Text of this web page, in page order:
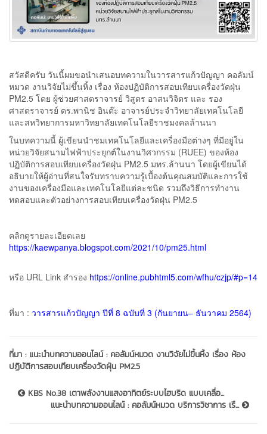
สวัสดีครับ วันนี้ผมขอนำเสนอบทความในวารสารแก้วปัญญา คอลัมน์
หมวด งานวิจัยไม่ขึ้นหิ้ง เรื่อง ห้องปฏิบัติการสอบเทียบเครื่องวัดฝุ่น
PM2.5 โดย ผู้ช่วยศาสตราจารย์ วิสูตร อาสนวิจิตร และ รอง
ศาสตราจารย์ ดร.พานิช อินต๊ะ อาจารย์ประจำวิทยาลัยเทคโนโลยี
และสหวิทยาการมหาวิทยาลัยเทคโนโลยีราชมงคลล้านนา
ในบทความนี้ ผู้เขียนนำชมเทคโนโลยีและเครื่องมือต่างๆ ที่มีอยู่ใน
หน่วยวิจัยสนามไฟฟ้าประยุกต์ในงานวิศวกรรม (RUEE) ของห้อง
ปฏิบัติการสอบเทียบเครื่องวัดฝุ่น PM2.5 มทร.ล้านนา โดยผู้เขียนได้
อธิบายให้ผู้อ่านที่สนใจรับทราบความรู้เบื้องต้นคุณสมบัติและการใช้
งานของเครื่องมือและเทคโนโลยีแต่ละชนิด รวมถึงวิธีการทำงาน
ทดสอบและตัวอย่างการสอบเทียบเครื่องวัดฝุ่น PM2.5
คลิกดูรายละเอียดเลย
https://kaewpanya.blogspot.com/2021/10/pm25.html
หรือ URL Link สำรอง https://online.pubhtml5.com/wfhu/czjp/#p=14
ที่มา : วารสารแก้วปัญญา ปีที่ 8 ฉบับที่ 3 (กันยายน– ธันวาคม 2564)
ที่มา : แนะนำบทความออนไลน์ : คอลัมน์หมวด งานวิจัยไม่ขึ้นหิ้ง เรื่อง ห้อง
ปฏิบัติการสอบเทียบเครื่องวัดฝุ่น PM2.5
KBS No.38 เตาพลังงานแสงอาทิตย์ระบบไฮบริด แบบเคลื่อ...
แนะนำบทความออนไลน์ : คอลัมน์หมวด บริการวิชาการ เรื...